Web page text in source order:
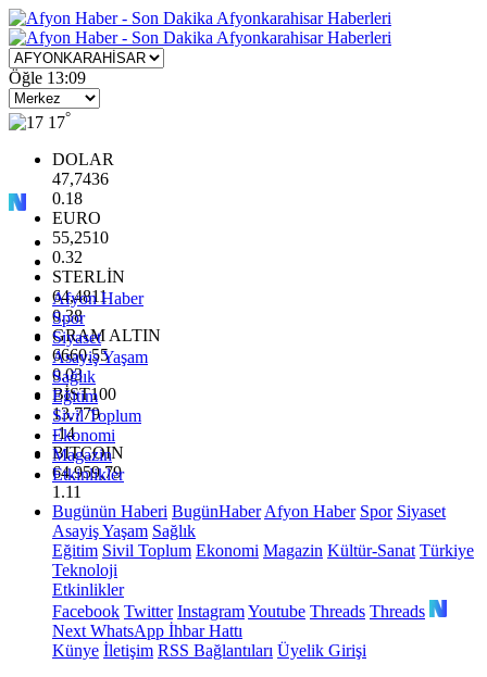
Öğle 13:09
17°
DOLAR
47,7436
0.18
EURO
55,2510
0.32
STERLİN
64,4811
0.38
GRAM ALTIN
6660.55
0.03
BİST100
13.779
-14
BITCOIN
64.959,79
1.11
Afyon Haber
Spor
Siyaset
Asayiş Yaşam
Sağlık
Eğitim
Sivil Toplum
Ekonomi
Magazin
Etkinlikler
Bugünün Haberi BugünHaber Afyon Haber Spor Siyaset
Asayiş Yaşam Sağlık
Eğitim Sivil Toplum Ekonomi Magazin Kültür-Sanat Türkiye
Teknoloji
Etkinlikler
Facebook Twitter InstagramYoutube Threads Threads
Next WhatsApp İhbar Hattı
Künye İletişim RSS Bağlantıları Üyelik Girişi